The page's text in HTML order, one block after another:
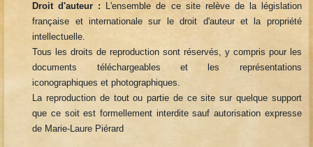
Droit d'auteur : L'ensemble de ce site relève de la législation
française et internationale sur le droit d'auteur et la propriété
intellectuelle.
Tous les droits de reproduction sont réservés, y compris pour les
documents téléchargeables et les représentations
iconographiques et photographiques.
La reproduction de tout ou partie de ce site sur quelque support
que ce soit est formellement interdite sauf autorisation expresse
de Marie-Laure Piérard